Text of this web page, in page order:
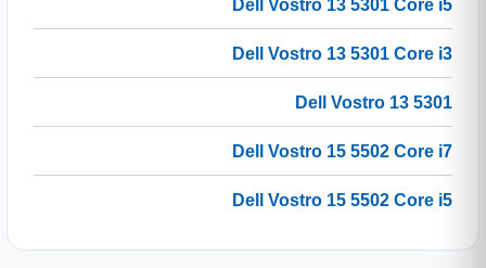
Dell Vostro 13 5301 Core i3
Dell Vostro 13 5301
Dell Vostro 15 5502 Core i7
Dell Vostro 15 5502 Core i5